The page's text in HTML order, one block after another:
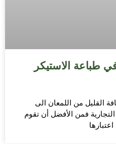
طباعة الاستيكر
القليل من اللمعان الى
فمن الأفضل أن تقوم